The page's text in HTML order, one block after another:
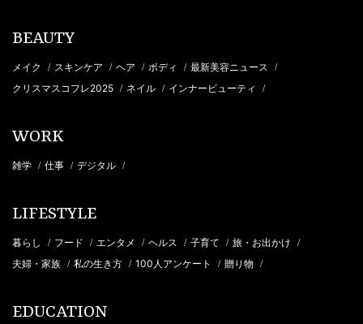
BEAUTY
メイク / スキンケア / ヘア / ボディ / 最新美容ニュース /
クリスマスコフレ2025 / ネイル / インナービューティ /
WORK
雑学 / 仕事 / デジタル /
LIFESTYLE
暮らし / フード / エンタメ / ヘルス / 子育て / 旅・お出かけ /
夫婦・家族 / 私の生き方 / 100人アンケート / 贈り物 /
EDUCATION